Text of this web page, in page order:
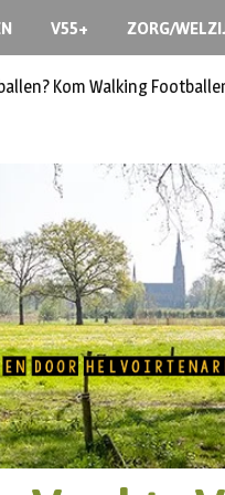
V55+ ZORG/
Kom Walking